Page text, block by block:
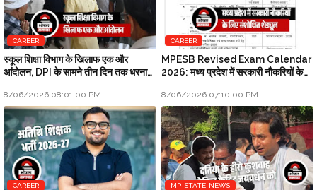
CAREER
स्कूल शिक्षा विभाग के खिलाफ एक और
आंदोलन, DPI के सामने तीन दिन तक धरना
8/06/2026 08:01:00 PM
CAREER
MPESB Revised Exam Calendar
2026: मध्य प्रदेश में सरकारी नौकरियों के
8/06/2026 07:10:00 PM
CAREER MP-STATE-NEWS